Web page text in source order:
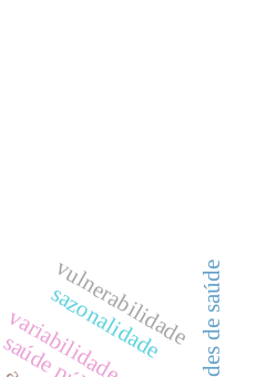
sazonalidade
vulnerabilidade